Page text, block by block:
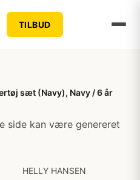
TILBUD
sæt (Navy), Navy / 6 år
side kan være genereret
HELLY HANSEN